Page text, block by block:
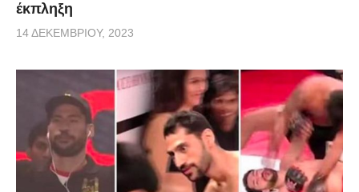
έκπληξη
14 ΔΕΚΕΜΒΡΊΟΥ, 2023